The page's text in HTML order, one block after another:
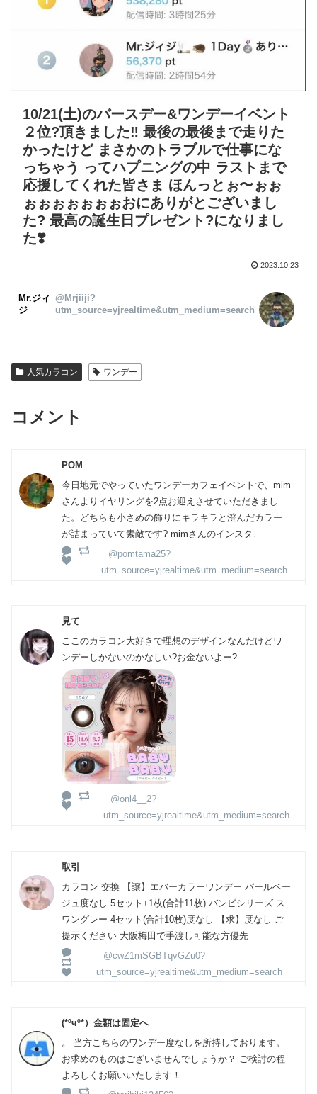
10/21(土)のバースデー&ワンデーイベント
２位?頂きました‼️ 最後の最後まで走りた
かったけど まさかのトラブルで仕事にな
っちゃう ってハプニングの中 ラストまで
応援してくれた皆さま ほんっとぉ〜ぉぉ
ぉぉぉぉぉぉぉおにありがとございまし
た? 最高の誕生日プレゼント?になりまし
た❣️
2023.10.23
Mr.ジィ
ジ
@Mrjiiji?
utm_source=yjrealtime&utm_medium=search
人気カラコン ワンデー
コメント
POM
今日地元でやっていたワンデーカフェイベントで、mim
さんよりイヤリングを2点お迎えさせていただきまし
た。どちらも小さめの飾りにキラキラと澄んだカラー
が詰まっていて素敵です? mimさんのインスタ↓
@pomtama25?
utm_source=yjrealtime&utm_medium=search
見て
ここのカラコン大好きで理想のデザインなんだけどワ
ンデーしかないのかなしい?お金ないよー?
@onl4__2?
utm_source=yjrealtime&utm_medium=search
取引
カラコン 交換 【譲】エバーカラーワンデー パールベー
ジュ度なし 5セット+1枚(合計11枚) バンビシリーズ ス
ワングレー 4セット(合計10枚)度なし 【求】度なし ご
提示ください 大阪梅田で手渡し可能な方優先
@cwZ1mSGBTqvGZu0?
utm_source=yjrealtime&utm_medium=search
(*ºчº*）金額は固定へ
。 当方こちらのワンデー度なしを所持しております。
お求めのものはございませんでしょうか？ ご検討の程
よろしくお願いいたします！